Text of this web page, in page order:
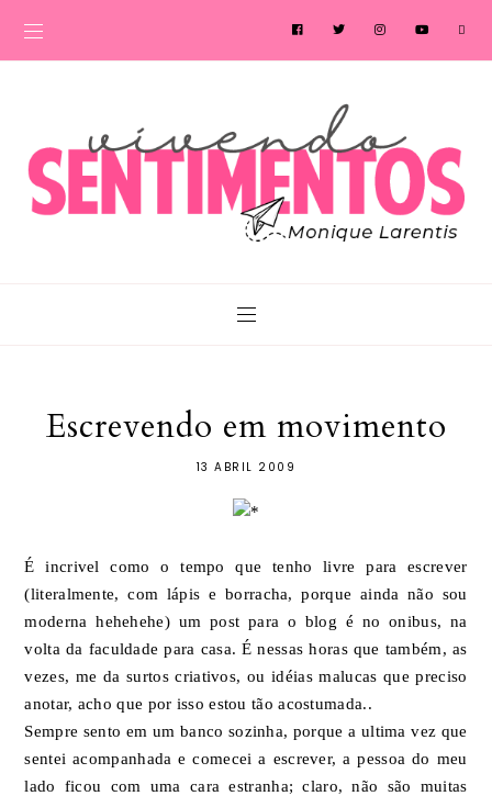
Escrevendo em movimento
13 ABRIL 2009
É incrivel como o tempo que tenho livre para escrever
(literalmente, com lápis e borracha, porque ainda não sou
moderna hehehehe) um post para o blog é no onibus, na
volta da faculdade para casa. É nessas horas que também, as
vezes, me da surtos criativos, ou idéias malucas que preciso
anotar, acho que por isso estou tão acostumada..
Sempre sento em um banco sozinha, porque a ultima vez que
sentei acompanhada e comecei a escrever, a pessoa do meu
lado ficou com uma cara estranha; claro, não são muitas